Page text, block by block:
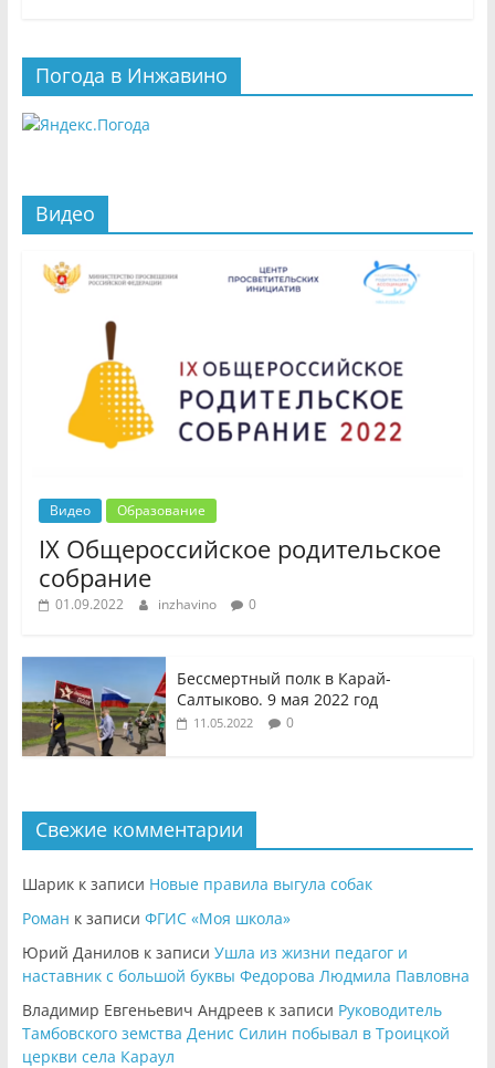
Погода в Инжавино
Видео
Видео Образование
IX Общероссийское родительское
собрание
01.09.2022 inzhavino 0
Бессмертный полк в Карай-
Салтыково. 9 мая 2022 год
11.05.2022 0
Свежие комментарии
Шарикк записи Новые правила выгула собак
Роман к записи ФГИС «Моя школа»
Юрий Даниловк записи Ушла из жизни педагог и
наставник с большой буквы Федорова Людмила Павловна
Владимир Евгеньевич Андреевк записи Руководитель
Тамбовского земства Денис Силин побывал в Троицкой
церкви села Караул